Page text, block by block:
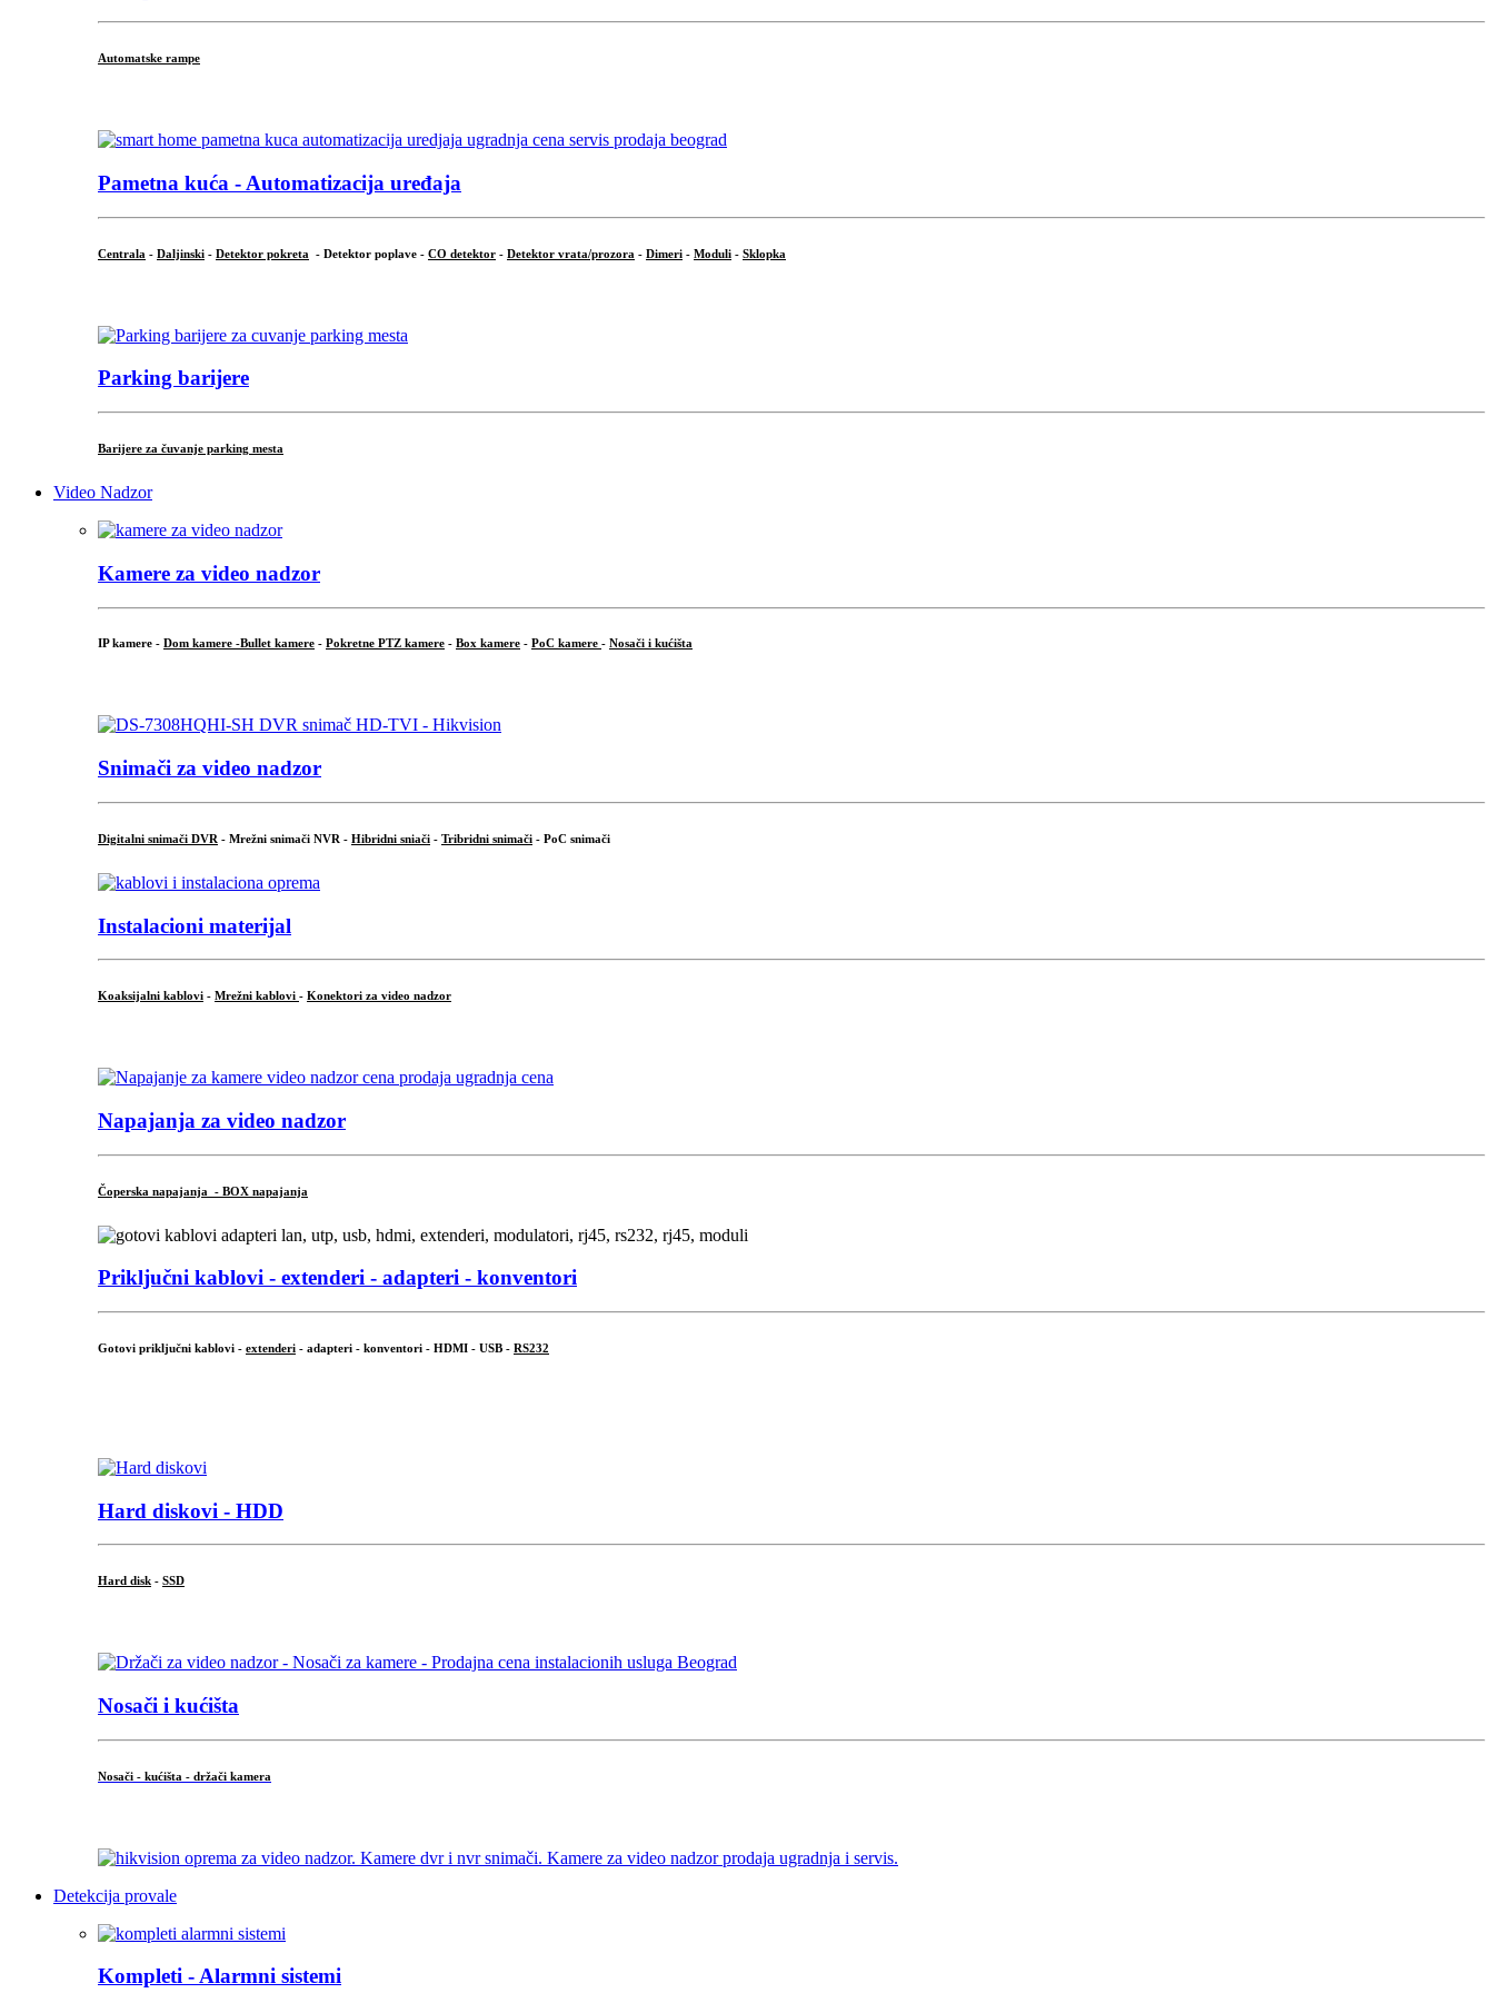
Automatske rampe
Pametna kuća - Automatizacija uređaja
Centrala - Daljinski - Detektor pokreta - Detektor poplave - CO detektor - Detektor vrata/prozora - Dimeri - Moduli - Sklopka
Parking barijere
Barijere za čuvanje parking mesta
Video Nadzor
Kamere za video nadzor
IP kamere - Dom kamere -Bullet kamere - Pokretne PTZ kamere - Box kamere - PoC kamere - Nosači i kućišta
Snimači za video nadzor
Digitalni snimači DVR - Mrežni snimači NVR - Hibridni sniači - Tribridni snimači - PoC snimači
Instalacioni materijal
Koaksijalni kablovi - Mrežni kablovi - Konektori za video nadzor
Napajanja za video nadzor
Čoperska napajanja - BOX napajanja
Priključni kablovi - extenderi - adapteri - konventori
Gotovi priključni kablovi - extenderi - adapteri - konventori - HDMI - USB - RS232
Hard diskovi - HDD
Hard disk - SSD
Nosači i kućišta
Nosači - kućišta - držači kamera
Detekcija provale
Kompleti - Alarmni sistemi